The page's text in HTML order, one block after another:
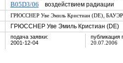
B05D3/06 воздействием радиации
ГРЮССНЕР Уве Эмиль Кристиан (DE),
ГРЮССНЕР Уве Эмиль Кристиан (DE)
подача заявки:
2001-12-04
публикация
20.07.2006